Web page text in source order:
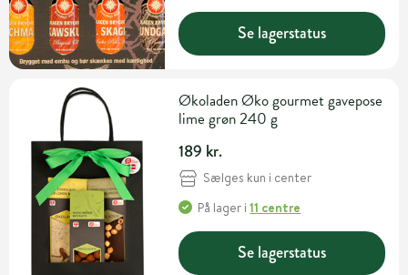
Se lagerstatus
Økoladen Øko gourmet gavepose
lime grøn 240 g
189 kr.
Sælges kun i center
På lager i11 centre
Se lagerstatus